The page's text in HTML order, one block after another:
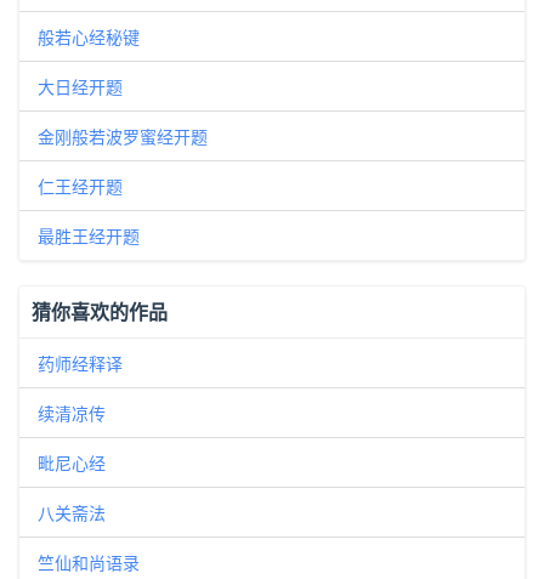
般若心经秘键
大日经开题
金刚般若波罗蜜经开题
仁王经开题
最胜王经开题
猜你喜欢的作品
药师经释译
续清凉传
毗尼心经
八关斋法
竺仙和尚语录